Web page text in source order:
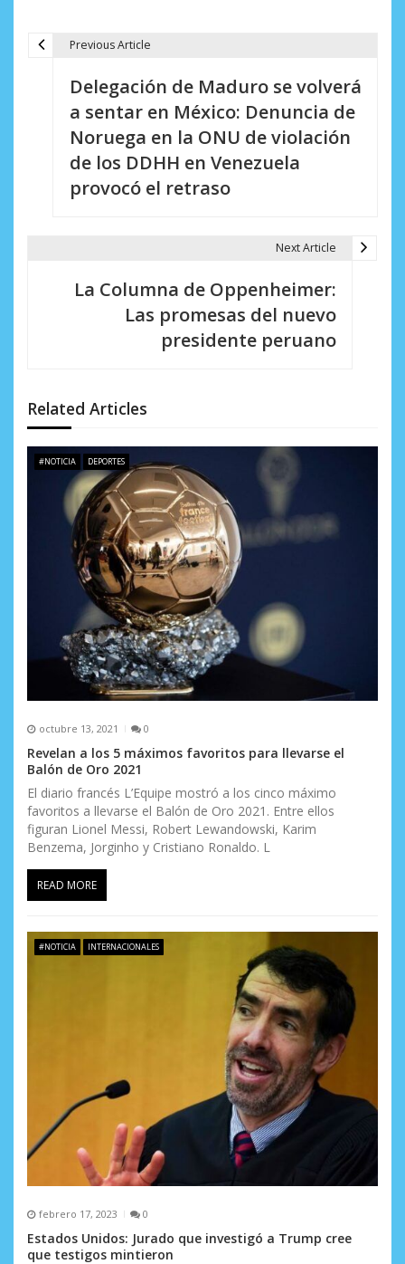
e
e
Previous Article
Delegación de Maduro se volverá
a sentar en México: Denuncia de
Noruega en la ONU de violación
de los DDHH en Venezuela
provocó el retraso
Next Article
La Columna de Oppenheimer:
Las promesas del nuevo
presidente peruano
Related Articles
#NOTICIA DEPORTES
octubre 13, 2021 0
Revelan a los 5 máximos favoritos para llevarse el
Balón de Oro 2021
El diario francés L’Equipe mostró a los cinco máximo
favoritos a llevarse el Balón de Oro 2021. Entre ellos
figuran Lionel Messi, Robert Lewandowski, Karim
Benzema, Jorginho y Cristiano Ronaldo. L
READ MORE
#NOTICIA INTERNACIONALES
febrero 17, 2023 0
Estados Unidos: Jurado que investigó a Trump cree
que testigos mintieron